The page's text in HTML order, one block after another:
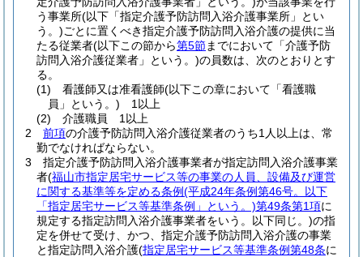
う事業所(以下「指定介護予防訪問入浴介護事業所」とい
う。)ごとに置くべき指定介護予防訪問入浴介護の提供に当
たる従業者(以下この節から第5節までにおいて「介護予防
訪問入浴介護従業者」という。)の員数は、次のとおりとす
る。
(1)
看護師又は准看護師(以下この章において「看護職
員」という。) 1以上
(2)
介護職員 1以上
2
前項の介護予防訪問入浴介護従業者のうち1人以上は、常
勤でなければならない。
3
指定介護予防訪問入浴介護事業者が指定訪問入浴介護事業
者(福山市指定居宅サービス等の事業の人員、設備及び運営
に関する基準等を定める条例(平成24年条例第46号。以下
「指定居宅サービス等基準条例」という。)第49条第1項に
規定する指定訪問入浴介護事業者をいう。以下同じ。)の指
定を併せて受け、かつ、指定介護予防訪問入浴介護の事業
と指定訪問入浴介護(指定居宅サービス等基準条例第48条に